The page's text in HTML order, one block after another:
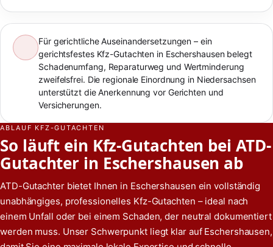
Für gerichtliche Auseinandersetzungen – ein
gerichtsfestes Kfz-Gutachten in Eschershausen belegt
Schadenumfang, Reparaturweg und Wertminderung
zweifelsfrei. Die regionale Einordnung in Niedersachsen
unterstützt die Anerkennung vor Gerichten und
Versicherungen.
ABLAUF KFZ-GUTACHTEN
So läuft ein Kfz-Gutachten bei ATD-
Gutachter in Eschershausen ab
ATD-Gutachter bietet Ihnen in Eschershausen ein vollständig
unabhängiges, professionelles Kfz-Gutachten – ideal nach
einem Unfall oder bei einem Schaden, der neutral dokumentiert
werden muss. Unser Schwerpunkt liegt klar auf Eschershausen,